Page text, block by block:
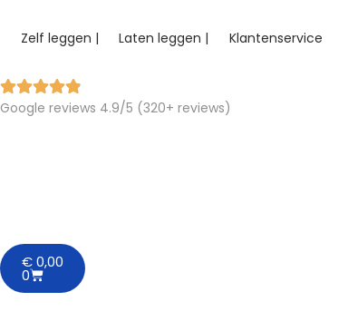
Zelf leggen | Laten leggen | Klantenservice
Google reviews 4.9/5 (320+ reviews)
€0,00
0